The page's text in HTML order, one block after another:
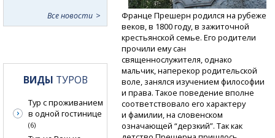
Франце Прешерн родился на рубеже
веков, в 1800 году, в зажиточной
крестьянской семье. Его родители
прочили ему сан
священнослужителя, однако
мальчик, наперекор родительской
воле, занялся изучением философии
и права. Такое поведение вполне
соответствовало его характеру
и фамилии, на словенском
означающей “дерзкий”. Так как
Все новости
ВИДЫ ТУРОВ
Тур с проживанием
в одной гостинице
(6)